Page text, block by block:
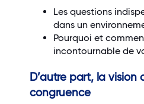
Les questions
dans un
Pourquoi et
incontournable de
D’autre part, la
congruence